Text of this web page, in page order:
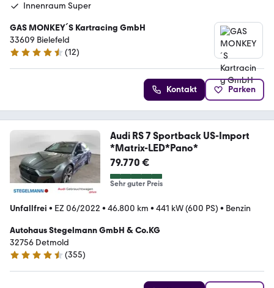
Innenraum Super
GAS MONKEY´S Kartracing GmbH
33609 Bielefeld
4.7 Sterne
(12)
Kontakt Parken
Audi RS 7 Sportback US-Import
*Matrix-LED*Pano*
79.770 €
Sehr guter Preis
Unfallfrei • EZ 06/2022 • 46.800 km • 441 kW (600 PS) • Benzin
Autohaus Stegelmann GmbH & Co.KG
32756 Detmold
4.5 Sterne
(355)